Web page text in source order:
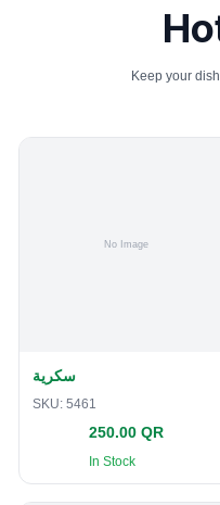
Keep your
سكرية
SKU: 5461
250.00 QR
In Stock